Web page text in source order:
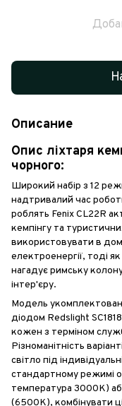
Описание
Опис ліхтаря
чорного:
Широкий набір з 12
надтривалий час
роблять Fenix CL22R
кемпінгу та
використовувати в
електроенергії, тоді
нагадує римську
інтер'єру.
Модель
діодом Redslight
кожен з терміном
Різноманітність
світло під
стандартному режимі
температура 3000К)
(6500К), комбінувати